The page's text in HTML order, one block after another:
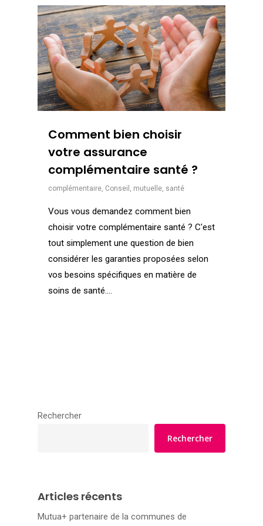
Comment bien choisir
votre assurance
complémentaire santé ?
complémentaire, Conseil , mutuelle, santé
Vous vous demandez comment bien
choisir votre complémentaire santé ? C'est
tout simplement une question de bien
considérer les garanties proposées selon
vos besoins spécifiques en matière de
soins de santé....
Rechercher
Rechercher
Articles récents
Mutua+ partenaire de la communes de